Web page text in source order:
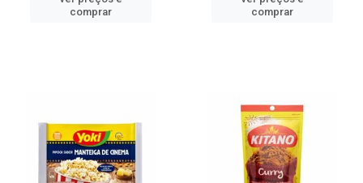
comprar
comprar